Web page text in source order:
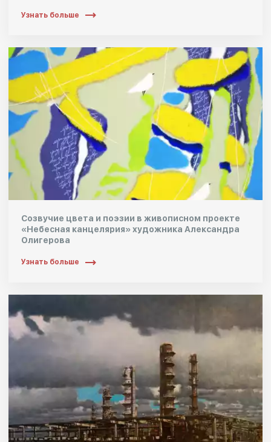
Узнать больше
Созвучие цвета и поэзии в живописном проекте
«Небесная канцелярия» художника Александра
Олигерова
Узнать больше